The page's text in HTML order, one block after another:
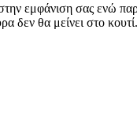
εμφάνιση σας ενώ
δεν θα μείνει στο κουτί.